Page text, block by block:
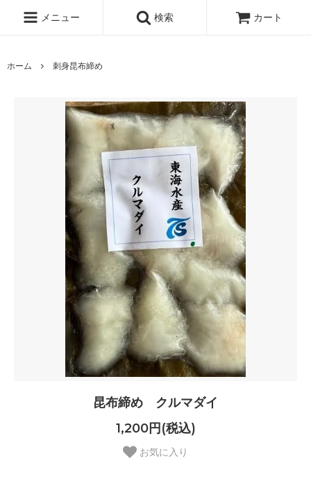
メニュー 検索 カート
ホーム 刺身昆布締め
昆布締め クルマダイ
1,200円(税込)
お気に入り